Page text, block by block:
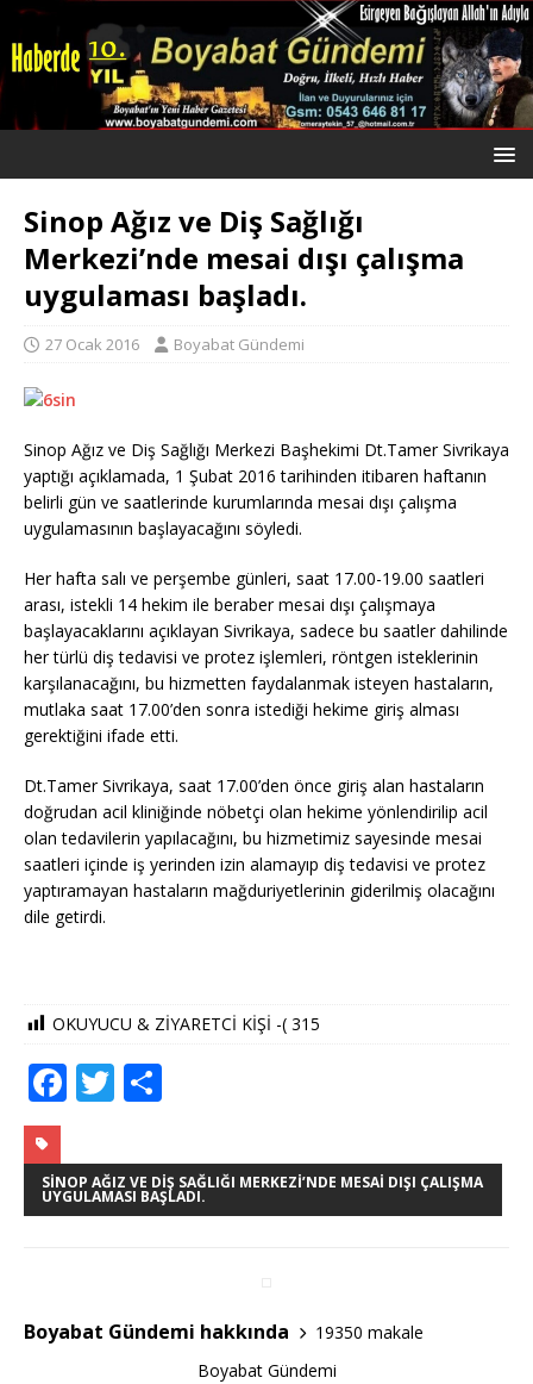
Sinop Ağız ve Diş Sağlığı
Merkezi’nde mesai dışı çalışma
uygulaması başladı.
27 Ocak 2016 Boyabat Gündemi
Sinop Ağız ve Diş Sağlığı Merkezi Başhekimi Dt.Tamer Sivrikaya
yaptığı açıklamada, 1 Şubat 2016 tarihinden itibaren haftanın
belirli gün ve saatlerinde kurumlarında mesai dışı çalışma
uygulamasının başlayacağını söyledi.
Her hafta salı ve perşembe günleri, saat 17.00-19.00 saatleri
arası, istekli 14 hekim ile beraber mesai dışı çalışmaya
başlayacaklarını açıklayan Sivrikaya, sadece bu saatler dahilinde
her türlü diş tedavisi ve protez işlemleri, röntgen isteklerinin
karşılanacağını, bu hizmetten faydalanmak isteyen hastaların,
mutlaka saat 17.00’den sonra istediği hekime giriş alması
gerektiğini ifade etti.
Dt.Tamer Sivrikaya, saat 17.00’den önce giriş alan hastaların
doğrudan acil kliniğinde nöbetçi olan hekime yönlendirilip acil
olan tedavilerin yapılacağını, bu hizmetimiz sayesinde mesai
saatleri içinde iş yerinden izin alamayıp diş tedavisi ve protez
yaptıramayan hastaların mağduriyetlerinin giderilmiş olacağını
dile getirdi.
OKUYUCU & ZİYARETCİ KİŞİ -( 315
F
c
e
o
k
T
it
te
ar
e
SINOP AĞIZ VE DIŞ SAĞLIĞI MERKEZI’NDE MESAI DIŞI ÇALIŞMA
UYGULAMASI BAŞLADI.
Boyabat Gündemi hakkında
19350 makale
Boyabat Gündemi